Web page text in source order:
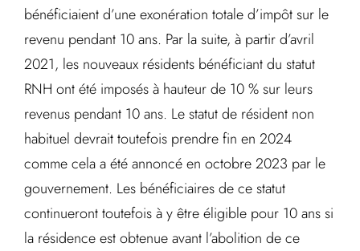
bénéficiaient d’une exonération totale d’impôt sur le
revenu pendant 10 ans. Par la suite, à partir d’avril
2021, les nouveaux résidents bénéficiant du statut
RNH ont été imposés à hauteur de 10 % sur leurs
revenus pendant 10 ans. Le statut de résident non
habituel devrait toutefois prendre fin en 2024
comme cela a été annoncé en octobre 2023 par le
gouvernement. Les bénéficiaires de ce statut
continueront toutefois à y être éligible pour 10 ans si
la résidence est obtenue avant l’abolition de ce